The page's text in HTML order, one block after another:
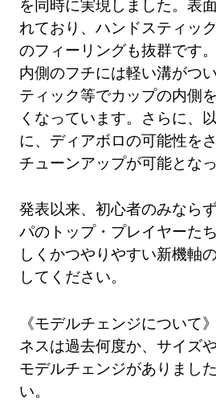
を同時に実現しました。表
れており、ハンドスティッ
のフィーリングも抜群です
内側のフチには軽い溝がつ
ティック等でカップの内側
くなっています。さらに、
に、ディアボロの可能性を
チューンアップが可能となっ
発表以来、初心者のみなら
パのトップ・プレイヤーた
しくかつやりやすい新機軸
してください。
《モデルチェンジについて
ネスは過去何度か、サイズ
モデルチェンジがありまし
い。